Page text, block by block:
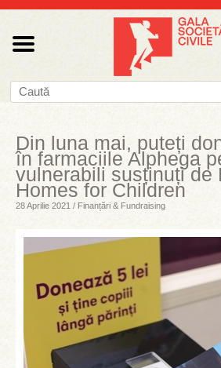
Din luna mai, puteți
în farmaciile Alphega
vulnerabili susținuți de
Homes for Children
28 Aprilie 2021 / Finanțări & Fundraising